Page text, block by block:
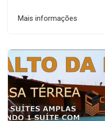
Mais informações